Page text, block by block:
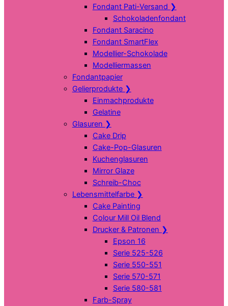
Fondant Pati-Versand ❯
Schokoladenfondant
Fondant Saracino
Fondant SmartFlex
Modellier-Schokolade
Modelliermassen
Fondantpapier
Gelierprodukte ❯
Einmachprodukte
Gelatine
Glasuren ❯
Cake Drip
Cake-Pop-Glasuren
Kuchenglasuren
Mirror Glaze
Schreib-Choc
Lebensmittelfarbe ❯
Cake Painting
Colour Mill Oil Blend
Drucker & Patronen ❯
Epson 16
Serie 525-526
Serie 550-551
Serie 570-571
Serie 580-581
Farb-Spray